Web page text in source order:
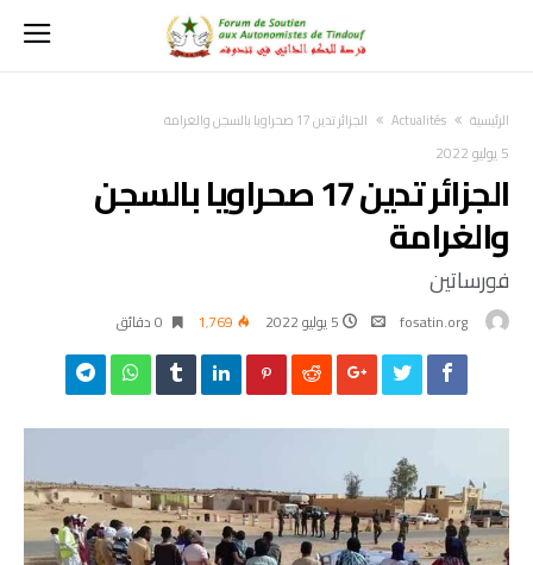
‫الرئيسية‬ Actualités الجزائر تدين 17 صحراويا بالسجن والغرامة
5 يوليو 2022
الجزائر تدين 17 صحراويا بالسجن
والغرامة
فورساتين
fosatin.org 5 يوليو 2022 1٬769 0 ‫دقائق‬